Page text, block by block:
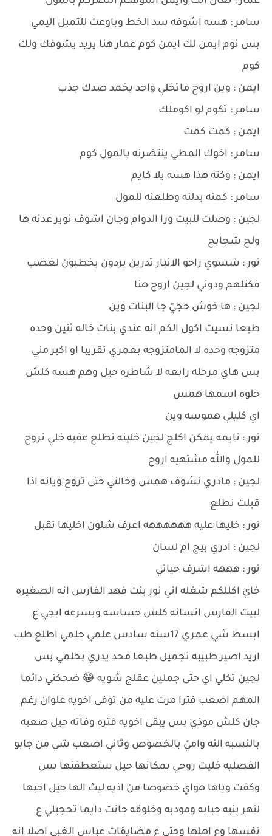
سامر : هسه اشوفه سد الخط وباوعت للتمبل اليمي
بس نوم ايمن لك ايمن كوم عمار هنا يريد يشوفك ولك
كوم
ايمن : وين اروح ماتخلي واحد يخمد صدك جذب
سامر : تكوم لو اكوملك
ايمن : كمت كمت
سامر : اخوك المطي ينتضرنه بالمول كوم
ايمن : وكته هذا هسه يلا كايم
سامر : كمنه بدلنه وطلعنه للمول
لجين : وصلت للبيت ورا الدوام وجان اشوف نوير عدنه ها
ولج شجابج
نور : شسوي راحو الانبار تدرين يردون يخطبون لغضب
فكتلهم ودوني لجين اروح هنا
لجين : ها خوش حجيً جا البنات وين
طبعا نسيت اكول الكم انه عندي بنات خاله ثنين وحده
متزوجه وحده لا المامتزوجه بعمري تقريبا او اكبر مني
بس هاي مرحله رابعه لا شاطره حيل وهم هسه كلش
حلوه اسمها همس
اي كليلي هموسه وين
نور : نايمه يمكن اكلج لجين خلينه نطلع عفيه خلي نروح
للمول والله مشتهيه اروح
لجين : مادري نشوف همس وخالتي حتى تروح ويانه اذا
قبلت نطلع
نور : خليها عليه ههههههه اعرف شلون اخليها تقبل
لجين : ادري بيج ام لسان
نور : هههه اشرف حياتي
خاي اكللكم شغله اني نور بنت فهد الفارس انه الصغيره
لبيت الفارس انسانه كلش حساسه وبسرعه ابجي ع
ابسط شي عمري 17سنه سادس علمي حلمي اطلع طب
اريد اصير طبيبه تجميل طبعا محد يدري بحلمي بس
لجين تكلي اي حتى جملين عقلج شويه 😂 ضحكني دائما
المهم اصعب فترا مرت عليه من توفى اخويه علوان رغم
جان كلش موذي بس يبقى اخويه فتره وفاته حيل صعبه
بالنسبه النه واميً بالخصوص وثاني اصعب شي من جابو
الفصليه خليت روحي بمكانها حيل ستعطفنها بس
وكفت وياها هواي خصوصا من اذيه ليث الها حيل احبها
لنهر بنيه حبابه ومودبه وخلوقه جانت دايما تحجيلي ع
نفسها وع اهلها وحتى ع مضايقات عباس الغبي اصلا انه